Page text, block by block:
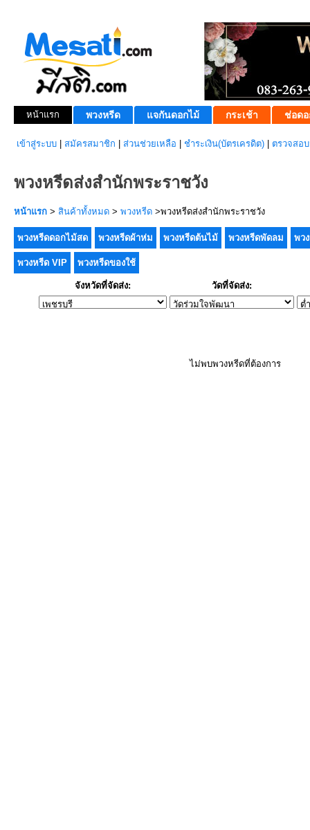
หน้าแรก พวงหรีด แจกันดอกไม้ กระเช้า ช่อดอ
เข้าสู่ระบบ สมัครสมาชิก ส่วนช่วยเหลือ ชำระเงิน(บัตรเครดิต) ตรวจสอ
พวงหรีดส่งสำนักพระราชวัง
หน้าแรก > สินค้าทั้งหมด > พวงหรีด >พวงหรีดส่งสำนักพระราชวัง
พวงหรีดดอกไม้สด พวงหรีดผ้าห่ม พวงหรีดต้นไม้ พวงหรีดพัดลม พว
พวงหรีด VIP พวงหรีดของใช้
จังหวัดที่จัดส่ง: วัดที่จัดส่ง:
ไม่พบพวงหรีดที่ต้องการ